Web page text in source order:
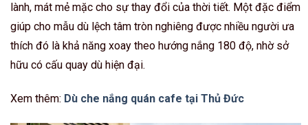
lành, mát mẻ mặc cho sự thay đổi của thời tiết. Một đặc điểm
giúp cho mẫu dù lệch tâm tròn nghiêng được nhiều người ưa
thích đó là khả năng xoay theo hướng nắng 180 độ, nhờ sở
hữu có cấu quay dù hiện đại.
Xem thêm: Dù che nắng quán cafe tại Thủ Đức